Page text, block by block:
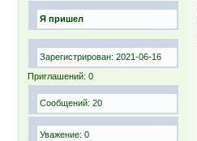
Я пришел
Зарегистрирован: 2021-06-16
Приглашений: 0
Сообщений: 20
Уважение: 0